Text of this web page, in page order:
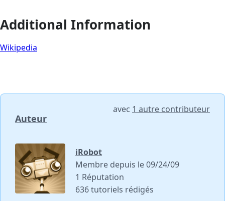
Additional Information
Wikipedia
Auteur
avec 1 autre contributeur
iRobot
Membre depuis le 09/24/09
1 Réputation
636 tutoriels rédigés